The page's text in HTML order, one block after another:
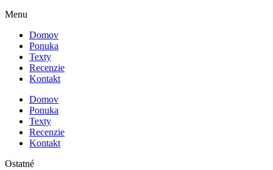
Menu
Domov
Ponuka
Texty
Recenzie
Kontakt
Domov
Ponuka
Texty
Recenzie
Kontakt
Ostatné